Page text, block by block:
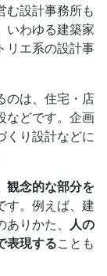
む設計事務所も
いわゆる建築家
リエ系の設計事
のは、住宅・店
などです。企画
くり設計などに
観念的な部分を
す。例えば、建
りかた、
人の
表現することも